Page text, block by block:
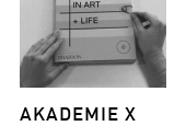
AKADEMIE X